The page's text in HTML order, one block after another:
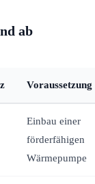
ab
Voraussetzung
Einbau einer
förderfähigen
Wärmepumpe